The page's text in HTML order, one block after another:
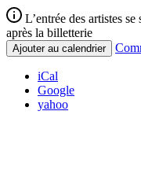
L’entrée des artistes
après la billetterie
Ajouter au calendrier
iCal
Google
yahoo